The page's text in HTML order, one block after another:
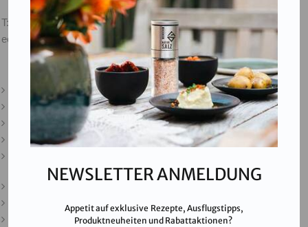
T:
+43 676 87812208
ecommerce@salinen.com
Kontakt
Downloads
Presse
Partner & Friends
NEWSLETTER ANMELDUNG
Appetit auf exklusive Rezepte, Ausflugstipps,
Produktneuheiten und Rabattaktionen?